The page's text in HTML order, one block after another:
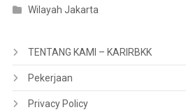
Wilayah Jakarta
TENTANG KAMI – KARIRBKK
Pekerjaan
Privacy Policy